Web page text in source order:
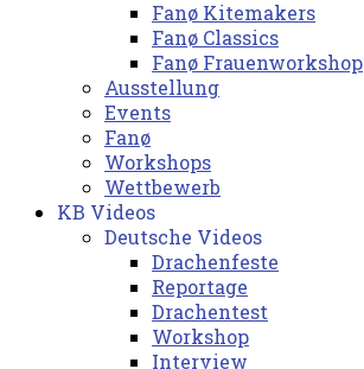
Fanø Kitemakers
Fanø Classics
Fanø Frauenworkshop
Ausstellung
Events
Fanø
Workshops
Wettbewerb
KB Videos
Deutsche Videos
Drachenfeste
Reportage
Drachentest
Workshop
Interview